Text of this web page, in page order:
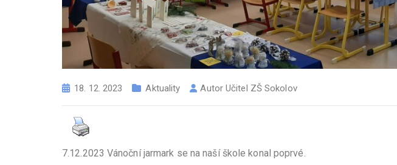
18. 12. 2023 Aktuality AutorUčitel ZŠ Sokolov
7.12.2023 Vánoční jarmark se na naší škole konal poprvé.